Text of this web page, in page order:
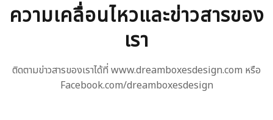
ความเคลื่อนไหวและข่าวสารของ
เรา
ติดตามข่าวสารของเราได้ที่ www.dreamboxesdesign.com หรือ
Facebook.com/dreamboxesdesign